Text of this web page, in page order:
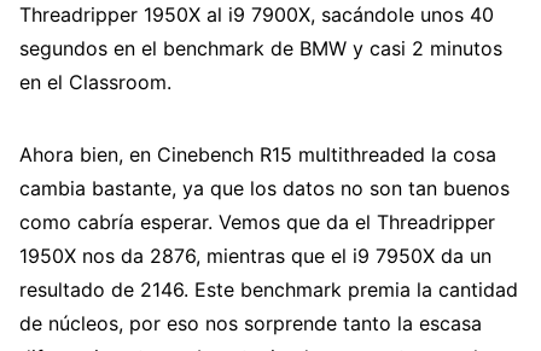
Threadripper 1950X al i9 7900X, sacándole unos 40
segundos en el benchmark de BMW y casi 2 minutos
en el Classroom.
Ahora bien, en Cinebench R15 multithreaded la cosa
cambia bastante, ya que los datos no son tan buenos
como cabría esperar. Vemos que da el Threadripper
1950X nos da 2876, mientras que el i9 7950X da un
resultado de 2146. Este benchmark premia la cantidad
de núcleos, por eso nos sorprende tanto la escasa